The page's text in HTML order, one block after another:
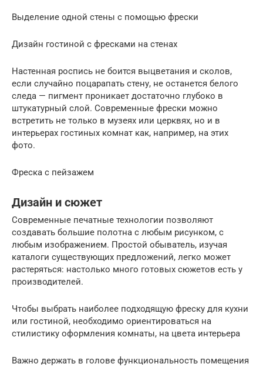
Выделение одной стены с помощью фрески
Дизайн гостиной с фресками на стенах
Настенная роспись не боится выцветания и сколов,
если случайно поцарапать стену, не останется белого
следа — пигмент проникает достаточно глубоко в
штукатурный слой. Современные фрески можно
встретить не только в музеях или церквях, но и в
интерьерах гостиных комнат как, например, на этих
фото.
Фреска с пейзажем
Дизайн и сюжет
Современные печатные технологии позволяют
создавать большие полотна с любым рисунком, с
любым изображением. Простой обыватель, изучая
каталоги существующих предложений, легко может
растеряться: настолько много готовых сюжетов есть у
производителей.
Чтобы выбрать наиболее подходящую фреску для кухни
или гостиной, необходимо ориентироваться на
стилистику оформления комнаты, на цвета интерьера
Важно держать в голове функциональность помещения